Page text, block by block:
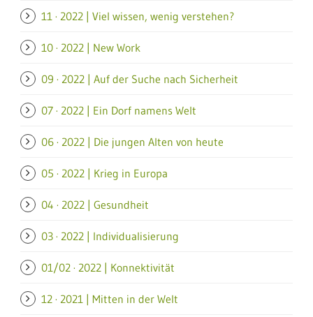
11 · 2022 | Viel wissen, wenig verstehen?
10 · 2022 | New Work
09 · 2022 | Auf der Suche nach Sicherheit
07 · 2022 | Ein Dorf namens Welt
06 · 2022 | Die jungen Alten von heute
05 · 2022 | Krieg in Europa
04 · 2022 | Gesundheit
03 · 2022 | Individualisierung
01/02 · 2022 | Konnektivität
12 · 2021 | Mitten in der Welt